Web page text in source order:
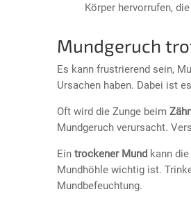
Körper hervorrufen,
Mundgeruch
Es kann frustrierend sein,
Ursachen haben. Dabei ist
Oft wird die Zunge beim
Mundgeruch verursacht.
Ein trockener Mund kann
Mundhöhle wichtig ist.
Mundbefeuchtung.